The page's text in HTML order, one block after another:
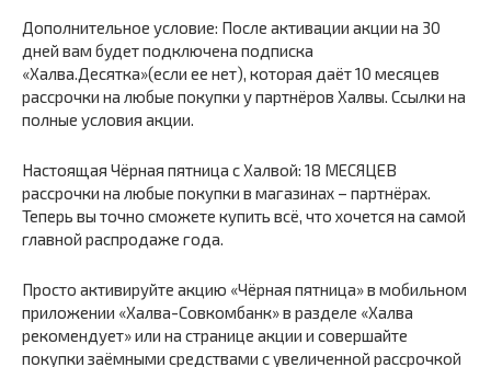
Дополнительное условие: После активации акции на 30
дней вам будет подключена подписка
«Халва.Десятка»(если ее нет), которая даёт 10 месяцев
рассрочки на любые покупки у партнёров Халвы. Ссылки на
полные условия акции.
Настоящая Чёрная пятница с Халвой: 18 МЕСЯЦЕВ
рассрочки на любые покупки в магазинах – партнёрах.
Теперь вы точно сможете купить всё, что хочется на самой
главной распродаже года.
Просто активируйте акцию «Чёрная пятница» в мобильном
приложении «Халва-Совкомбанк» в разделе «Халва
рекомендует» или на странице акции и совершайте
покупки заёмными средствами с увеличенной рассрочкой